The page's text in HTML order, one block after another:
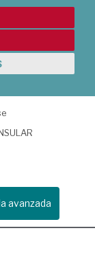
avanzada